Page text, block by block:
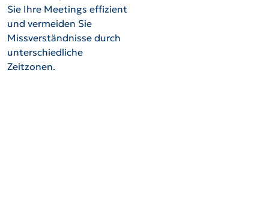
Sie Ihre Meetings effizient
und vermeiden Sie
Missverständnisse durch
unterschiedliche
Zeitzonen.